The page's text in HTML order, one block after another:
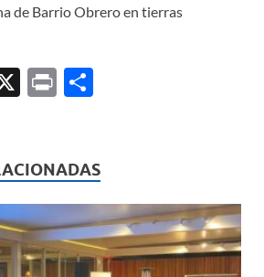
de Barrio Obrero en tierras
X
P
p
ar
ti
r